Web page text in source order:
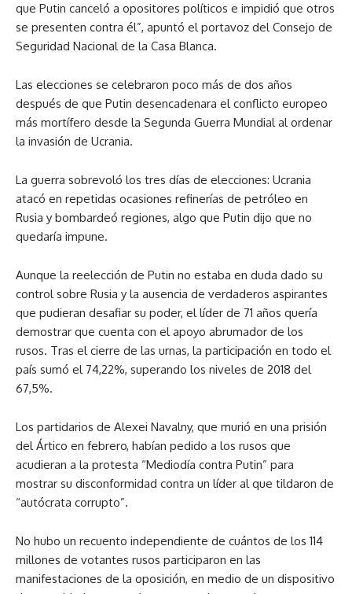
que Putin canceló a opositores políticos e impidió que otros
se presenten contra él”, apuntó el portavoz del Consejo de
Seguridad Nacional de la Casa Blanca.
Las elecciones se celebraron poco más de dos años
después de que Putin desencadenara el conflicto europeo
más mortífero desde la Segunda Guerra Mundial al ordenar
la invasión de Ucrania.
La guerra sobrevoló los tres días de elecciones: Ucrania
atacó en repetidas ocasiones refinerías de petróleo en
Rusia y bombardeó regiones, algo que Putin dijo que no
quedaría impune.
Aunque la reelección de Putin no estaba en duda dado su
control sobre Rusia y la ausencia de verdaderos aspirantes
que pudieran desafiar su poder, el líder de 71 años quería
demostrar que cuenta con el apoyo abrumador de los
rusos. Tras el cierre de las urnas, la participación en todo el
país sumó el 74,22%, superando los niveles de 2018 del
67,5%.
Los partidarios de Alexei Navalny, que murió en una prisión
del Ártico en febrero, habían pedido a los rusos que
acudieran a la protesta “Mediodía contra Putin” para
mostrar su disconformidad contra un líder al que tildaron de
“autócrata corrupto”.
No hubo un recuento independiente de cuántos de los 114
millones de votantes rusos participaron en las
manifestaciones de la oposición, en medio de un dispositivo